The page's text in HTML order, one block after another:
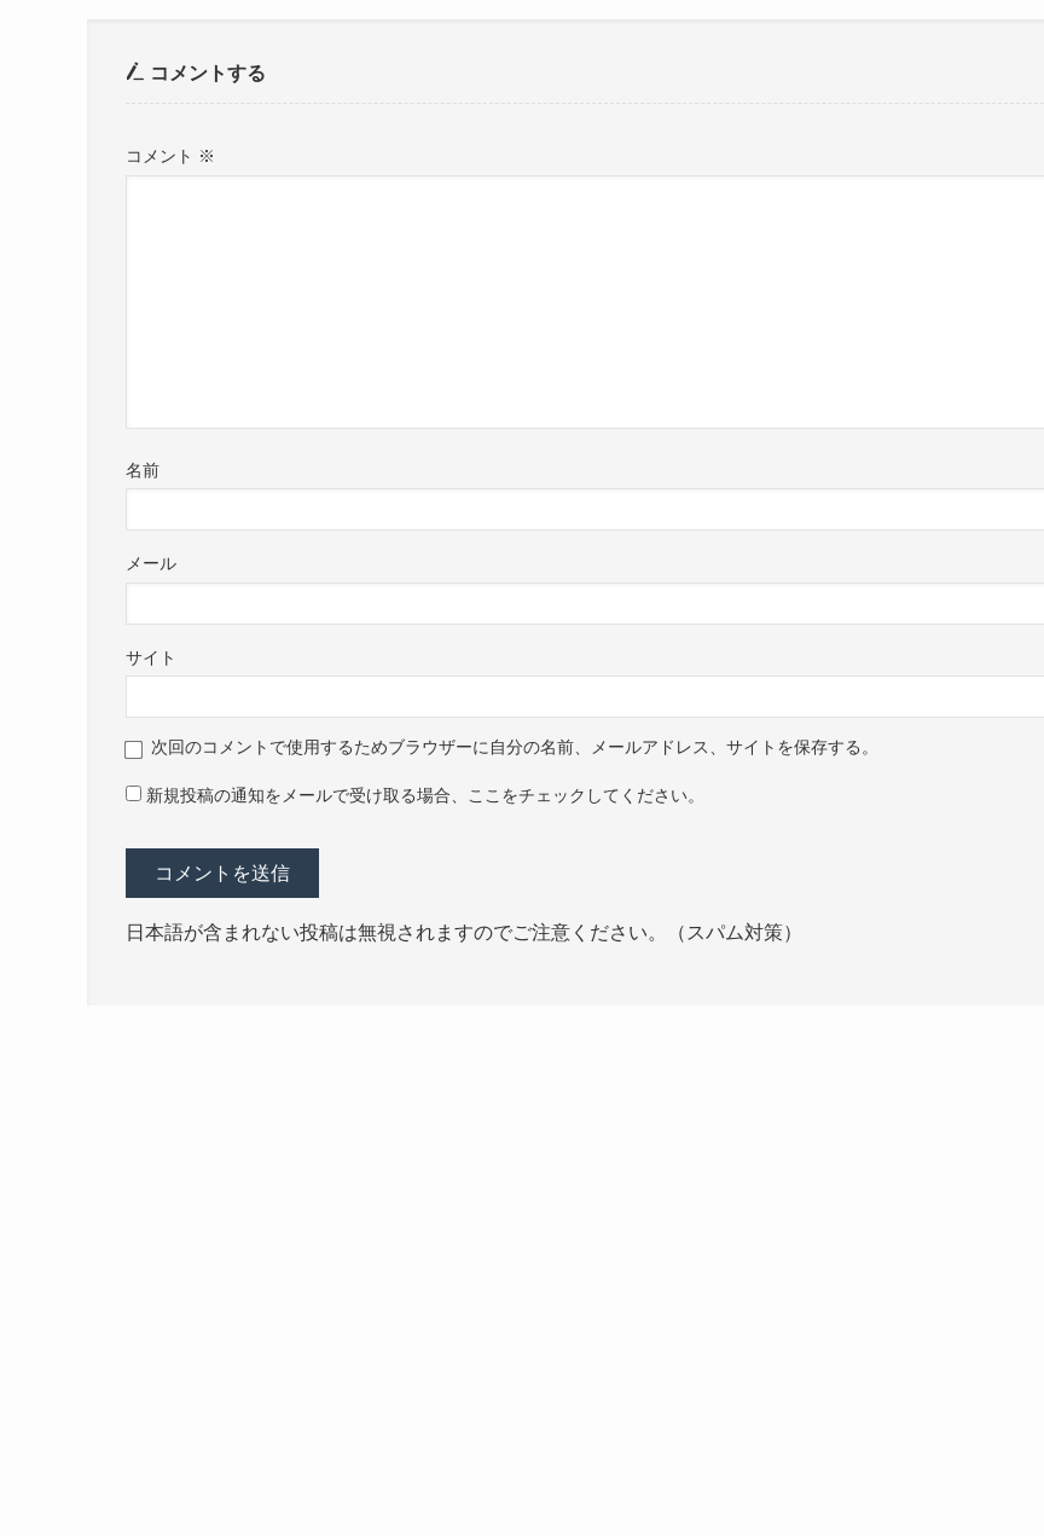
コメントする
コメント ※
名前
メール
サイト
次回のコメントで使用するためブラウザーに自分の名前、メールアドレス、サイトを保存する。
新規投稿の通知をメールで受け取る場合、ここをチェックしてください。
日本語が含まれない投稿は無視されますのでご注意ください。（スパム対策）